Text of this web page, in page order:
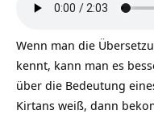
Wenn man die
kennt, kann man es
über die Bedeutung
Kirtans weiß, dann